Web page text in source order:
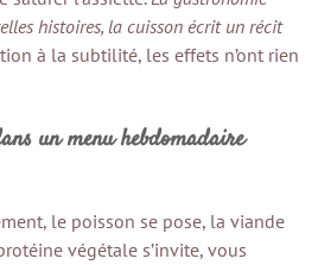
histoires, la cuisson écrit un récit
à la subtilité, les effets n’ont rien
un menu hebdomadaire
le poisson se pose, la viande
végétale s’invite, vous